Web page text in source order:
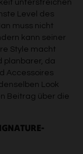
unterstreichen
Level des
muss nicht
kann seiner
Style macht
planbarer, da
Accessoires
Look
Beitrag über die